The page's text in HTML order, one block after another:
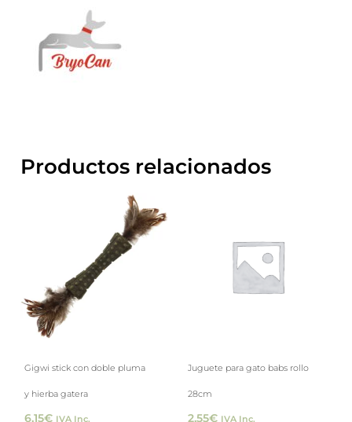
Productos relacionados
Gigwi stick con doble pluma
y hierba gatera
6,15€ IVA Inc.
Juguete para gato babs rollo
28cm
2,55€ IVA Inc.